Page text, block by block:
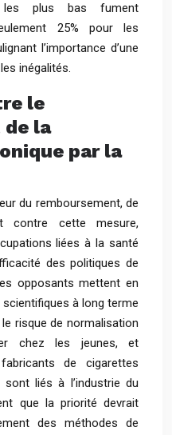
les plus bas fument
25% pour les
l’importance d’une
inégalités.
le
la
par la
du remboursement, de
contre cette mesure,
liées à la santé
des politiques de
opposants mettent en
à long terme
risque de normalisation
chez les jeunes, et
de cigarettes
liés à l’industrie du
que la priorité devrait
des méthodes de